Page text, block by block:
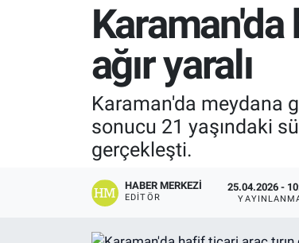
Karaman'da
ağır yaralı
Karaman'da meydana
sonucu 21 yaşındaki
gerçekleşti.
HABER MERKEZI
EDITÖR
25.04.2026 -
Ekonomi
Magazin
İstanbul Namaz Vakitleri
Trafik Durumu
Süper Lig Puan Durumu ve Fikstür
Tüm Manşetler
Son Dakika Haberleri